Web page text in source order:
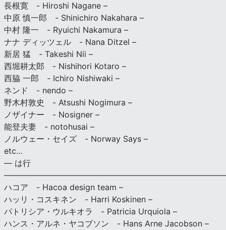
長根寛 - Hiroshi Nagane –
中原 慎一郎 - Shinichiro Nakahara –
中村 隆一 - Ryuichi Nakamura –
ナナ ディッツェル - Nana Ditzel –
新居 猛 - Takeshi Nii –
西堀耕太郎 - Nishihori Kotaro –
西脇 一郎 - Ichiro Nishiwaki –
ネンド - nendo –
野木村敦史 - Atsushi Nogimura –
ノザイナー - Nosigner –
能登夫妻 - notohusai –
ノルウェー・セイズ - Norway Says –
etc…
— は行
ハコア - Hacoa design team –
ハッリ・コスキネン - Harri Koskinen –
パトリシア・ウルキオラ - Patricia Urquiola –
ハンス・アルネ・ヤコブソン - Hans Arne Jacobson –